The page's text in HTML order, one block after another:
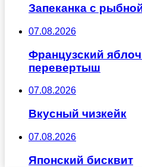
Запеканка с
07.08.2026
Французский
перевертыш
07.08.2026
Вкусный чизкейк
07.08.2026
Японский бисквит